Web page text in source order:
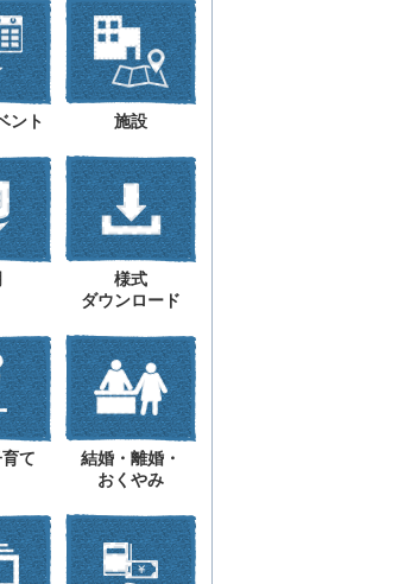
ント 施設
様式
ダウンロード
て
結婚・離婚・
おくやみ